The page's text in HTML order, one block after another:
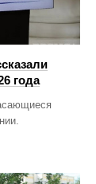
года